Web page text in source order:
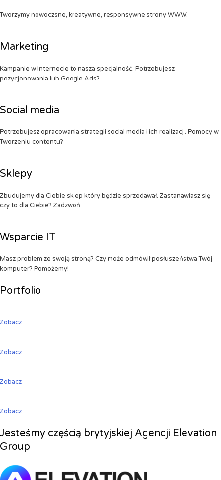
Tworzymy nowoczsne, kreatywne, responsywne strony WWW.
Marketing
Kampanie w Internecie to nasza specjalność. Potrzebujesz
pozycjonowania lub Google Ads?
Social media
Potrzebujesz opracowania strategii social media i ich realizacji. Pomocy w
Tworzeniu contentu?
Sklepy
Zbudujemy dla Ciebie sklep który będzie sprzedawał. Zastanawiasz się
czy to dla Ciebie? Zadzwoń.
Wsparcie IT
Masz problem ze swoją stroną? Czy może odmówił posłuszeństwa Twój
komputer? Pomożemy!
Portfolio
Zobacz
Zobacz
Zobacz
Zobacz
Jesteśmy częścią brytyjskiej Agencji Elevation
Group